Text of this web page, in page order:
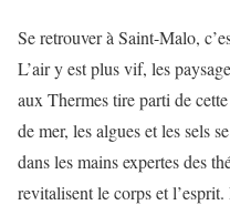
Se retrouver à Saint-Malo,
L’air y est plus vif, les
aux Thermes tire parti de
de mer, les algues et les sels
dans les mains expertes des
revitalisent le corps et